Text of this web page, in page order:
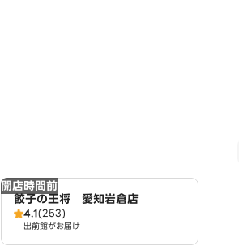
開店時間前
餃子の王将 愛知岩倉店
4.1(253)
出前館がお届け